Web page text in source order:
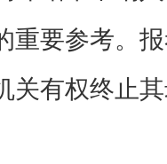
重要参考。
关有权终止